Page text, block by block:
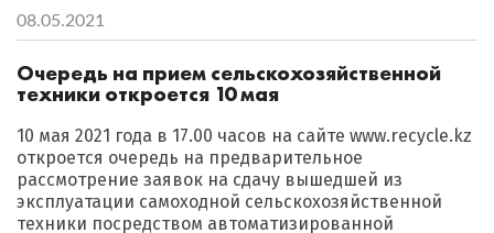
08.05.2021
Очередь на прием сельскохозяйственной
техники откроется 10 мая
10 мая 2021 года в 17.00 часов на сайте www.recycle.kz
откроется очередь на предварительное
рассмотрение заявок на сдачу вышедшей из
эксплуатации самоходной сельскохозяйственной
техники посредством автоматизированной